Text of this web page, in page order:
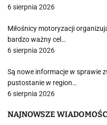
6 sierpnia 2026
Miłośnicy motoryzacji
bardzo ważny cel…
6 sierpnia 2026
Są nowe informacje w sprawie
pustostanie w region…
6 sierpnia 2026
NAJNOWSZE